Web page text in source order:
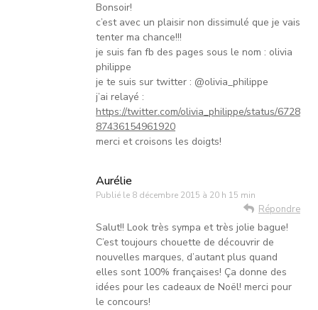
Bonsoir!
c’est avec un plaisir non dissimulé que je vais
tenter ma chance!!!
je suis fan fb des pages sous le nom : olivia
philippe
je te suis sur twitter : @olivia_philippe
j’ai relayé :
https://twitter.com/olivia_philippe/status/6728
87436154961920
merci et croisons les doigts!
Aurélie
Publié le 8 décembre 2015 à 20 h 15 min
Répondre
Salut!! Look très sympa et très jolie bague!
C’est toujours chouette de découvrir de
nouvelles marques, d’autant plus quand
elles sont 100% françaises! Ça donne des
idées pour les cadeaux de Noël! merci pour
le concours!